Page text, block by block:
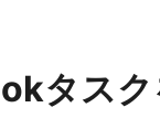
タスク